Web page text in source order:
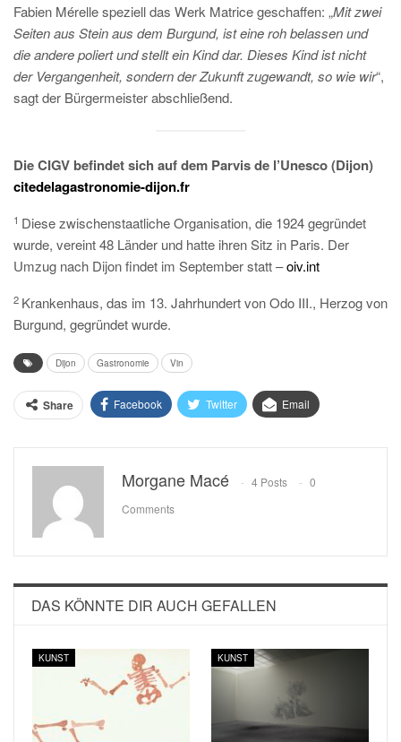
Fabien Mérelle speziell das Werk Matrice geschaffen: „Mit zwei
Seiten aus Stein aus dem Burgund, ist eine roh belassen und
die andere poliert und stellt ein Kind dar. Dieses Kind ist nicht
der Vergangenheit, sondern der Zukunft zugewandt, so wie wir“,
sagt der Bürgermeister abschließend.
Die CIGV befindet sich auf dem Parvis de l’Unesco (Dijon)
citedelagastronomie-dijon.fr
1 Diese zwischenstaatliche Organisation, die 1924 gegründet
wurde, vereint 48 Länder und hatte ihren Sitz in Paris. Der
Umzug nach Dijon findet im September statt –oiv.int
2 Krankenhaus, das im 13. Jahrhundert von Odo III., Herzog von
Burgund, gegründet wurde.
Dijon Gastronomie Vin
Share Facebook Twitter Email
Morgane Macé 4 Posts
0
Comments
DAS KÖNNTE DIR AUCH GEFALLEN
KUNST KUNST